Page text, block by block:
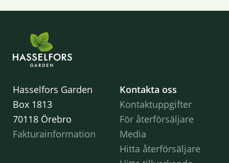
Hasselfors Garden
Box 1813
70118 Örebro
Fakturainformation
Kontakta oss
Kontaktuppgifter
För återförsäljare
Media
Hitta återförsäljare